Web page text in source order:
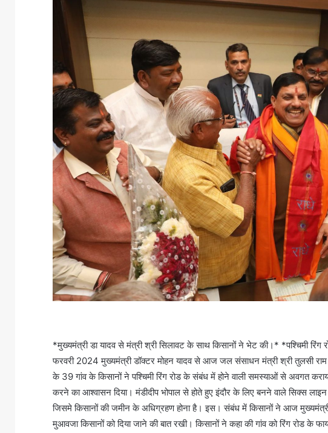
*मुख्यमंत्री डा यादव से मंत्री श्री सिलावट के साथ किसानों ने भेट की।* *पश्चिमी
फरवरी 2024 मुख्यमंत्री डॉक्टर मोहन यादव से आज जल संसाधन मंत्री श्री तुलसी राम
के 39 गांव के किसानों ने पश्चिमी रिंग रोड के संबंध में होने वाली समस्याओं से अवगत
करने का आश्वासन दिया। मंडीदीप भोपाल से होते हुए इंदौर के लिए बनने वाले सिक्स लाइन
जिसमे किसानों की जमीन के अधिग्रहण होना है। इस। संबंध में किसानों ने आज
मुआवजा किसानों को दिया जाने की बात रखी। किसानों ने कहा की गांव को रिंग रोड